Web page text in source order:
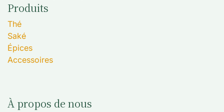
Produits
Thé
Saké
Épices
Accessoires
À propos de nous